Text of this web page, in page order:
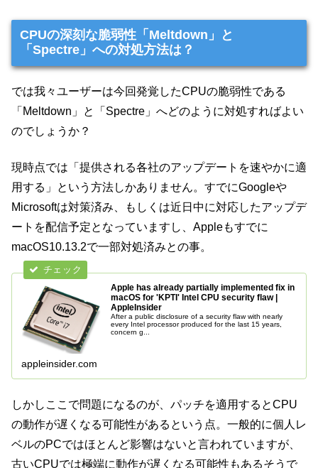
CPUの深刻な脆弱性「Meltdown」と
「Spectre」への対処方法は？
では我々ユーザーは今回発覚したCPUの脆弱性である
「Meltdown」と「Spectre」へどのように対処すればよい
のでしょうか？
現時点では「提供される各社のアップデートを速やかに適
用する」という方法しかありません。すでにGoogleや
Microsoftは対策済み、もしくは近日中に対応したアップデ
ートを配信予定となっていますし、Appleもすでに
macOS10.13.2で一部対処済みとの事。
Apple has already partially implemented fix in
macOS for 'KPTI' Intel CPU security flaw |
AppleInsider
After a public disclosure of a security flaw with nearly
every Intel processor produced for the last 15 years,
concern g...
appleinsider.com
しかしここで問題になるのが、パッチを適用するとCPU
の動作が遅くなる可能性があるという点。一般的に個人レ
ベルのPCではほとんど影響はないと言われていますが、
古いCPUでは極端に動作が遅くなる可能性もあるそうで